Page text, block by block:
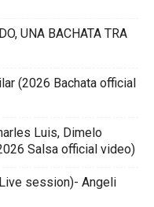
UNA BACHATA TRA
(2026 Bachata official
Luis, Dimelo
Salsa official video)
Live session)- Angeli